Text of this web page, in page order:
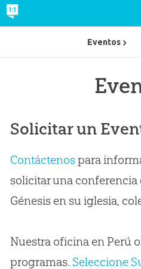
Solicitar un
Contáctenospara
solicitar una conferencia
Génesis en su iglesia,
Nuestra oficina en Perú
programas. Seleccione
Eventos